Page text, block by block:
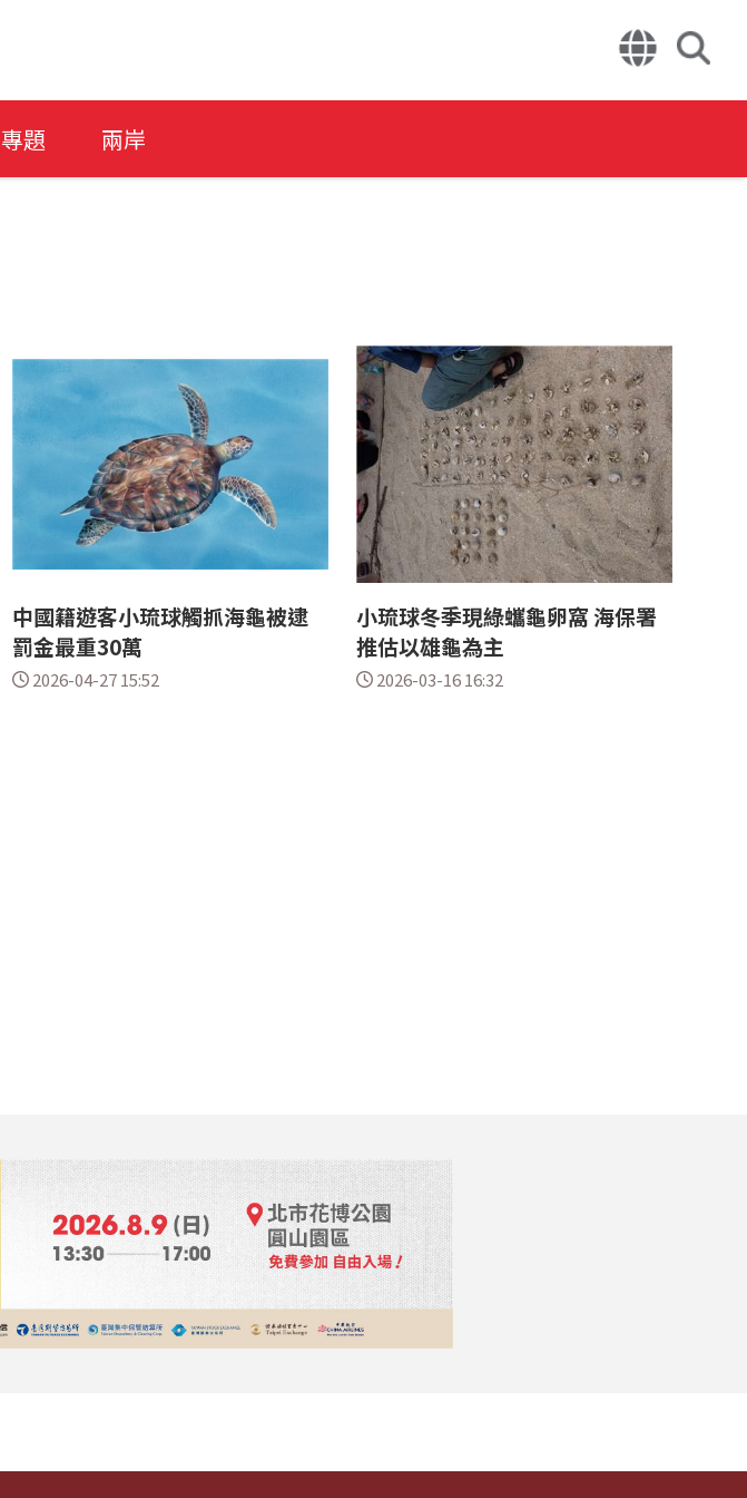
專題 兩岸
中國籍遊客小琉球觸抓海龜被逮
罰金最重30萬
2026-04-27 15:52
小琉球冬季現綠蠵龜卵窩 海保署
推估以雄龜為主
2026-03-16 16:32